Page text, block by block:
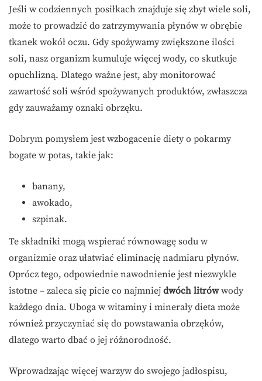
Jeśli w codziennych posiłkach znajduje się zbyt wiele soli,
może to prowadzić do zatrzymywania płynów w obrębie
tkanek wokół oczu. Gdy spożywamy zwiększone ilości
soli, nasz organizm kumuluje więcej wody, co skutkuje
opuchlizną. Dlatego ważne jest, aby monitorować
zawartość soli wśród spożywanych produktów, zwłaszcza
gdy zauważamy oznaki obrzęku.
Dobrym pomysłem jest wzbogacenie diety o pokarmy
bogate w potas, takie jak:
banany,
awokado,
szpinak.
Te składniki mogą wspierać równowagę sodu w
organizmie oraz ułatwiać eliminację nadmiaru płynów.
Oprócz tego, odpowiednie nawodnienie jest niezwykle
istotne – zaleca się picie co najmniej dwóch litrówwody
każdego dnia. Uboga w witaminy i minerały dieta może
również przyczyniać się do powstawania obrzęków,
dlatego warto dbać o jej różnorodność.
Wprowadzając więcej warzyw do swojego jadłospisu,